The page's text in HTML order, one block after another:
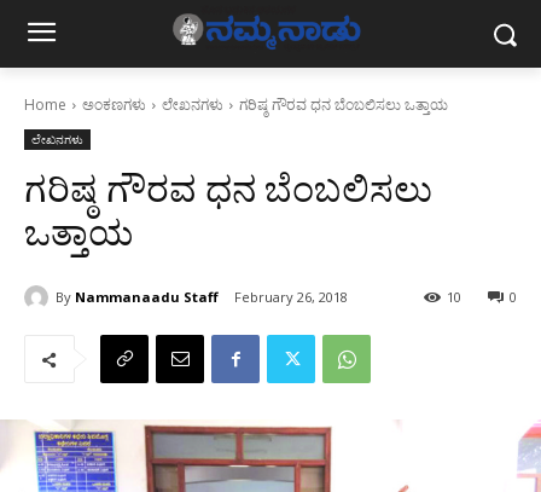
Home ಅಂಕಣಗಳು ಲೇಖನಗಳು ಗರಿಷ್ಠ ಗೌರವ ಧನ ಬೆಂಬಲಿಸಲು ಒತ್ತಾಯ
ಲೇಖನಗಳು
ಗರಿಷ್ಠ ಗೌರವ ಧನ ಬೆಂಬಲಿಸಲು
ಒತ್ತಾಯ
By Nammanaadu Staff February 26, 2018 0
10